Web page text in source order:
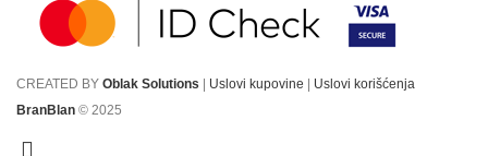
CREATED BY Oblak Solutions Uslovi kupovine
Uslovi korišćenja
BranBlan © 2025